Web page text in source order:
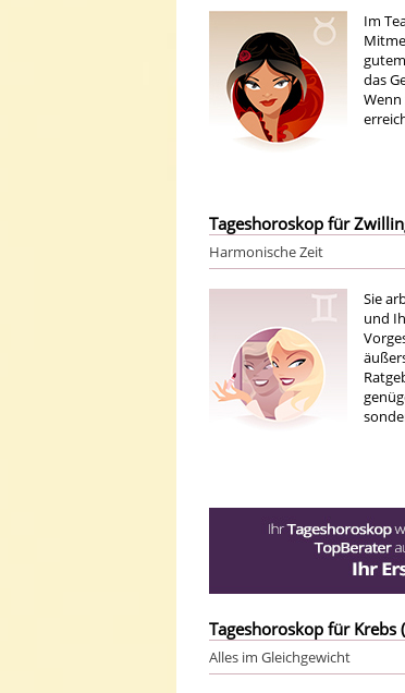
Im
das
Wenn
Tageshoroskop für
Harmonische Zeit
Sie
und
Tageshoroskop für Krebs
Alles im Gleichgewicht